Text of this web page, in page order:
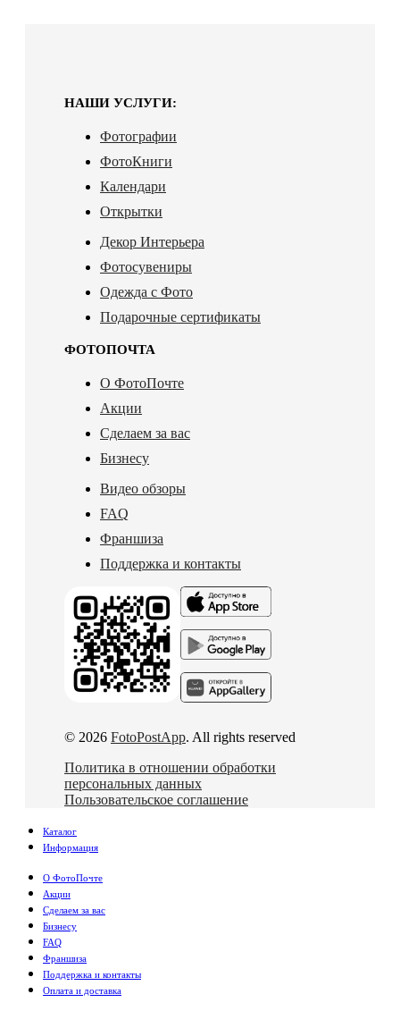
НАШИ УСЛУГИ:
Фотографии
ФотоКниги
Календари
Открытки
Декор Интерьера
Фотосувениры
Одежда с Фото
Подарочные сертификаты
ФОТОПОЧТА
О ФотоПочте
Акции
Сделаем за вас
Бизнесу
Видео обзоры
FAQ
Франшиза
Поддержка и контакты
© 2026 FotoPostApp. All rights reserved
Политика в отношении обработки
персональных данных
Пользовательское соглашение
Каталог
Информация
О ФотоПочте
Акции
Сделаем за вас
Бизнесу
FAQ
Франшиза
Поддержка и контакты
Оплата и доставка